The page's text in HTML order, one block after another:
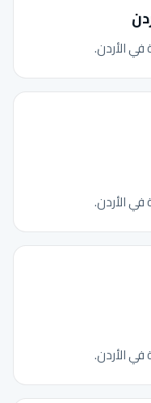
في الأردن.
في الأردن.
في الأردن.